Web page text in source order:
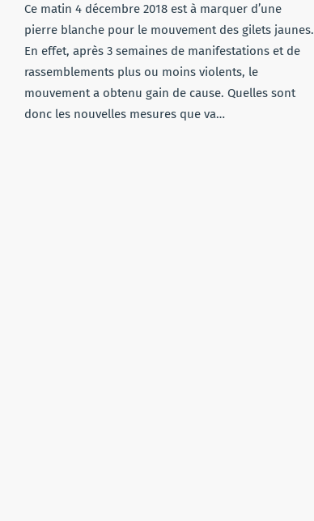
Ce matin 4 décembre 2018 est à marquer d’une
pierre blanche pour le mouvement des gilets jaunes.
En effet, après 3 semaines de manifestations et de
rassemblements plus ou moins violents, le
mouvement a obtenu gain de cause. Quelles sont
donc les nouvelles mesures que va…